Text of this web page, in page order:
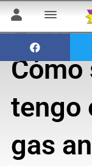
Cómo
tengo
gas